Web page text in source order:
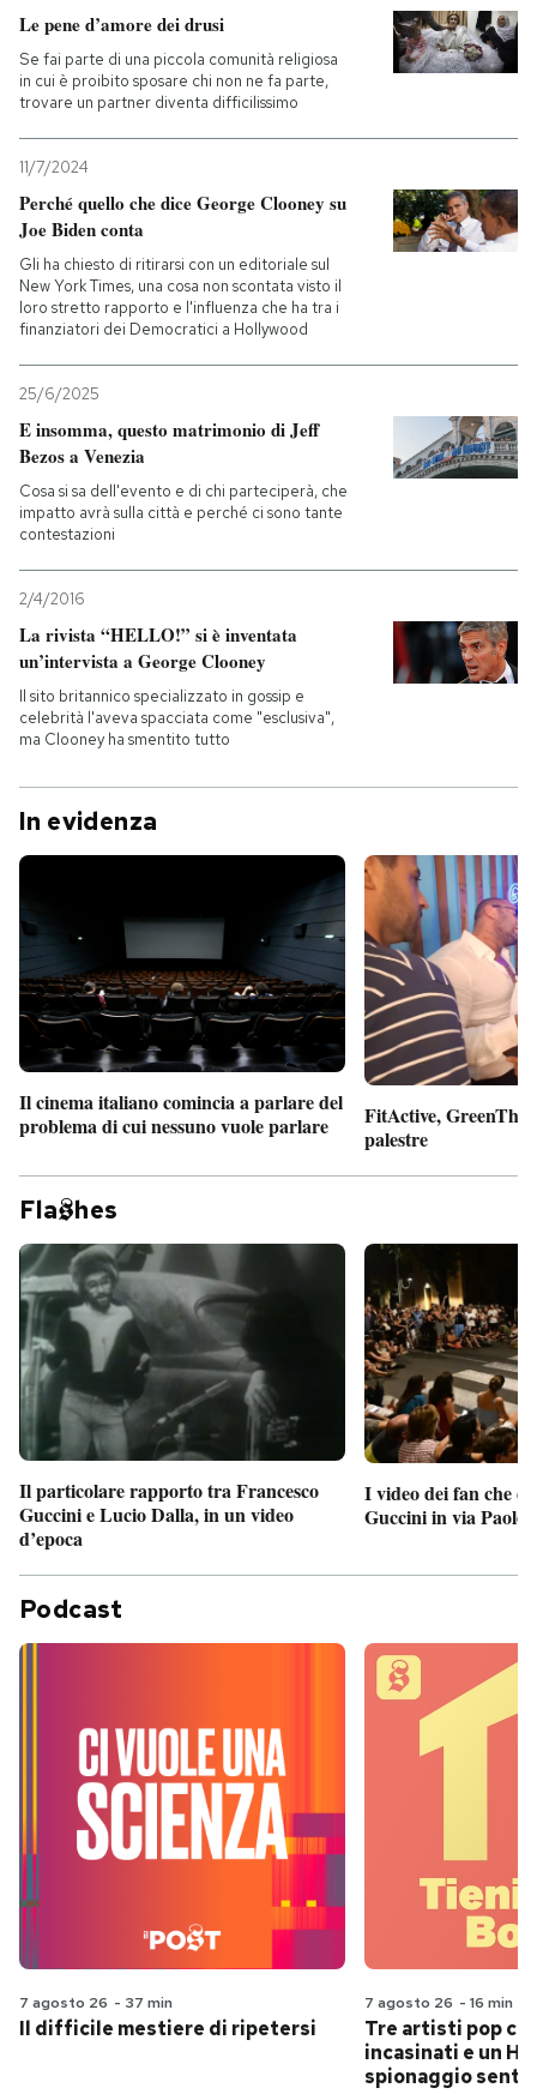
Le pene d’amore dei drusi
Se fai parte di una piccola comunità religiosa
in cui è proibito sposare chi non ne fa parte,
trovare un partner diventa difficilissimo
11/7/2024
Perché quello che dice George Clooney su
Joe Biden conta
Gli ha chiesto di ritirarsi con un editoriale sul
New York Times, una cosa non scontata visto il
loro stretto rapporto e l'influenza che ha tra i
finanziatori dei Democratici a Hollywood
25/6/2025
E insomma, questo matrimonio di Jeff
Bezos a Venezia
Cosa si sa dell'evento e di chi parteciperà, che
impatto avrà sulla città e perché ci sono tante
contestazioni
2/4/2016
La rivista “HELLO!” si è inventata
un’intervista a George Clooney
Il sito britannico specializzato in gossip e
celebrità l'aveva spacciata come "esclusiva",
ma Clooney ha smentito tutto
In evidenza
Il cinema italiano comincia a parlare del
problema di cui nessuno vuole parlare
FitActive,
palestre
Fla hes
Il particolare rapporto tra Francesco
Guccini e Lucio Dalla, in un video
d’epoca
I video dei fan che
Guccini in via Paolo
Podcast
7 agosto 26 - 37 min
Il difficile mestiere di ripetersi
7 agosto 26 - 16 min
Tre artisti pop
incasinati e un
spionaggio